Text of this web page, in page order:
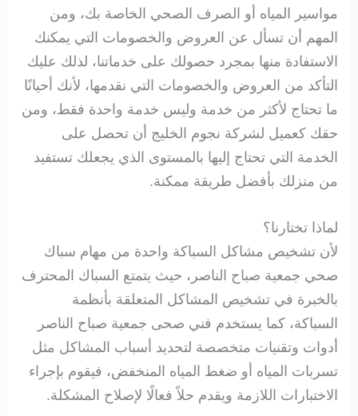
مواسير المياه أو الصرف الصحي الخاصة بك، ومن
المهم أن تسأل عن العروض والخصومات التي يمكنك
الاستفادة منها بمجرد حصولك على خدماتنا، لذلك عليك
التأكد من العروض والخصومات التي نقدمها، لأنك أحيانًا
ما تحتاج لأكثر من خدمة وليس خدمة واحدة فقط، ومن
حقك كعميل لشركة نجوم الخليج أن تحصل على
الخدمة التي تحتاج إليها بالمستوى الذي يجعلك تستفيد
من منزلك بأفضل طريقة ممكنة.
لماذا تختارنا؟
لأن تشخيص مشاكل السباكة واحدة من مهام سباك
صحي جمعية صباح الناصر، حيث يتمتع السباك المحترف
بالخبرة في تشخيص المشاكل المتعلقة بأنظمة
السباكة، كما يستخدم فني صحى جمعية صباح الناصر
أدوات وتقنيات متخصصة لتحديد أسباب المشاكل مثل
تسربات المياه أو ضغط المياه المنخفض، فيقوم بإجراء
الاختبارات اللازمة ويقدم حلاً فعالًا لإصلاح المشكلة.